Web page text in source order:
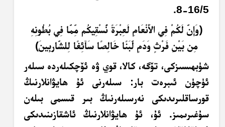
16/5-8.
﴿وَإِن لكم في النعام لعبرَةً نسقيكم مما في بُطُونِهِ
من بين فرْثٍ ودم لبنا خالِصًا سَآئغا للشاربين﴾
شۈبھىسىزكى، تۆگە، كالا، قوي ۋە ئۆچكىلەردە سىلەر
ئۈچۈن ئىبرەت بار: سىلەرنى ئۇ ھايۋانلارنىڭ
قورساقلىرىدىكى نەرسىلەرنىڭ بىر قىسمى بىلەن
سۇغىرىمىز. ئۇ، ئۇ ھايۋانلارنىڭ ئاشقازىنىدىكى